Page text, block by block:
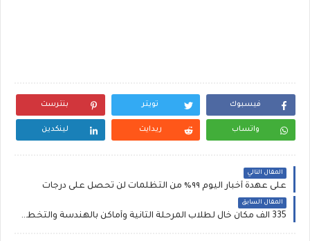
فيسبوك تويتر بنترست
واتساب ريدايت لينكدين
المقال التالي
على عهدة أخبار اليوم ٩٩٪ من التظلمات لن تحصل على درجات
المقال السابق
335 الف مكان خال لطلاب المرحلة الثانية وأماكن بالهندسة والتخطيط العمراني والطب البيطري والاعلام